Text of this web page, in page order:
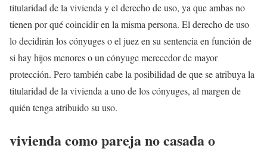
titularidad de la vivienda y el derecho de uso, ya que ambas no
tienen por qué coincidir en la misma persona. El derecho de uso
lo decidirán los cónyuges o el juez en su sentencia en función de
si hay hijos menores o un cónyuge merecedor de mayor
protección. Pero también cabe la posibilidad de que se atribuya la
titularidad de la vivienda a uno de los cónyuges, al margen de
quién tenga atribuido su uso.
vivienda como pareja no casada o